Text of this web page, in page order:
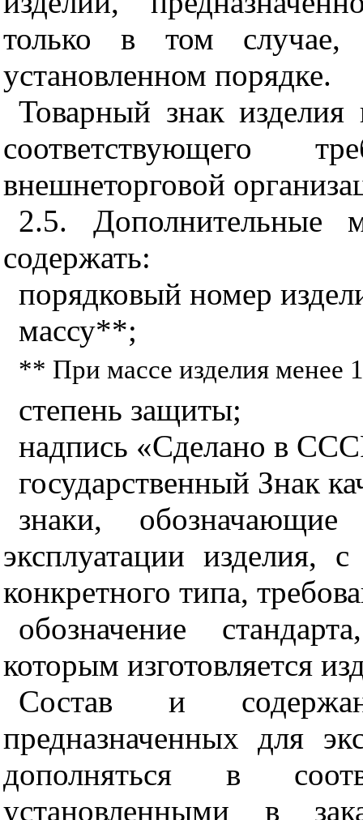
только в том случае,
установленном порядке.
Товарный знак изделия
соответствующего
внешнеторговой
2.5. Дополнительные
содержать:
порядковый номер
массу**;
** При массе изделия менее
степень защиты;
надпись «Сделано в
государственный Знак
знаки,
эксплуатации изделия,
конкретного типа,
обозначение
которым изготовляется
Состав и
предназначенных для
дополняться в
установленными в